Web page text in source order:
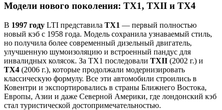
Модели нового поколения: TX1, TXII и TX4
В 1997 году LTI представила TX1 — первый полностью
новый кэб с 1958 года. Модель сохранила узнаваемый стиль,
но получила более современный дизельный двигатель,
улучшенную шумоизоляцию и встроенный пандус для
инвалидных колясок. За TX1 последовали TXII (2002 г.) и
TX4 (2006 г.), которые продолжали модернизировать
классическую формулу. Все эти автомобили строились в
Ковентри и экспортировались в страны Ближнего Востока,
Европы, Азии и даже Северной Америки, где лондонский кэб
стал туристической достопримечательностью.